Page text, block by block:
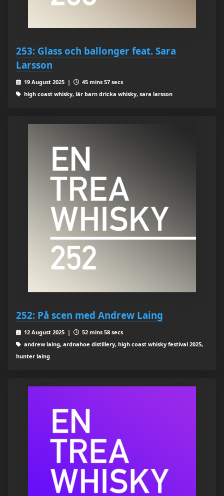
253: Glass och ballonger feat. Sara
Larsson
19 August 2025 |
45 mins 57 secs
high coast whisky, lär barn dricka whisky, sara larsson
252: På scen med Andrew Laing
12 August 2025 |
52 mins 58 secs
andrew laing, ardnahoe distillery, high coast whisky festival 2025,
hunter laing